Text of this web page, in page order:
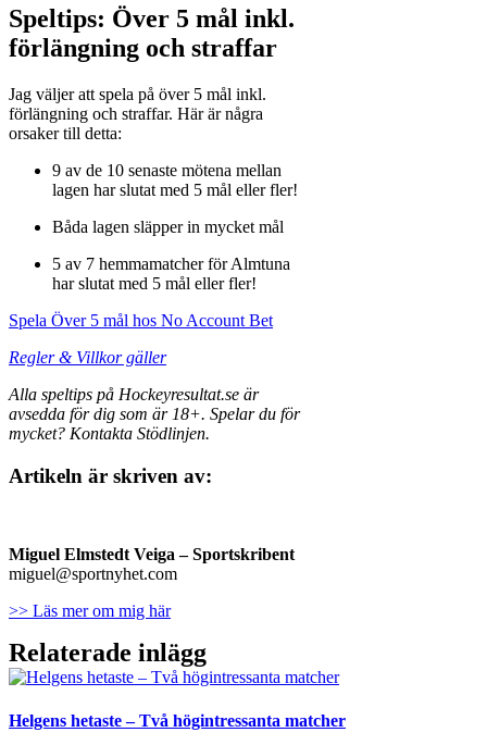
Speltips: Över 5 mål inkl.
förlängning och straffar
Jag väljer att spela på över 5 mål inkl.
förlängning och straffar. Här är några
orsaker till detta:
9 av de 10 senaste mötena mellan
lagen har slutat med 5 mål eller fler!
Båda lagen släpper in mycket mål
5 av 7 hemmamatcher för Almtuna
har slutat med 5 mål eller fler!
Spela Över 5 mål hos No Account Bet
Regler & Villkor gäller
Alla speltips på Hockeyresultat.se är
avsedda för dig som är 18+. Spelar du för
mycket? Kontakta Stödlinjen.
Artikeln är skriven av:
Miguel Elmstedt Veiga– Sportskribent
miguel@sportnyhet.com
>> Läs mer om mig här
Relaterade inlägg
Helgens hetaste – Två högintressanta matcher